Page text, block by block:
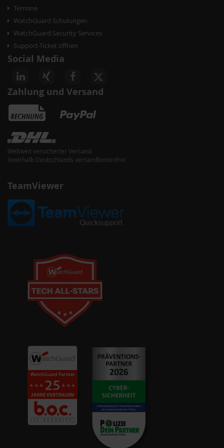
Termine
WatchGuard Schulungen
WatchGuard Security Services
Support-Ticket öffnen
Social Media
Zahlung und Versand
Weltweit versicherter Versand
Innerhalb Deutschlands versandkostenfrei
TeamViewer